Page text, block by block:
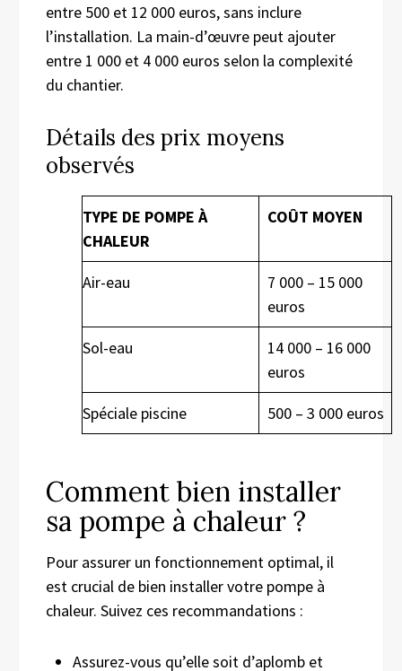
entre 500 et 12 000 euros, sans inclure
l’installation. La main-d’œuvre peut ajouter
entre 1 000 et 4 000 euros selon la complexité
du chantier.
Détails des prix moyens
observés
TYPE DE POMPE À
CHALEUR
COÛT MOYEN
Air-eau
7 000 – 15 000
euros
Sol-eau
14 000 – 16 000
euros
Spéciale piscine
500 – 3 000 euros
Comment bien installer
sa pompe à chaleur ?
Pour assurer un fonctionnement optimal, il
est crucial de bien installer votre pompe à
chaleur. Suivez ces recommandations :
Assurez-vous qu’elle soit d’aplomb et